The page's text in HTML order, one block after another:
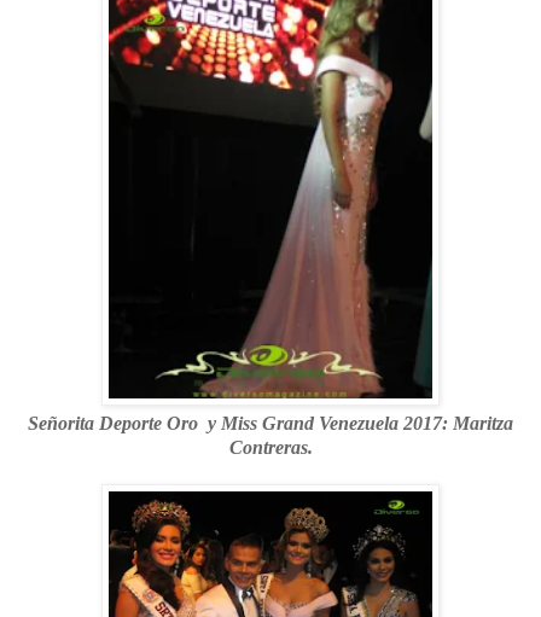
Señorita Deporte Oro y Miss Grand Venezuela 2017: Maritza
Contreras.